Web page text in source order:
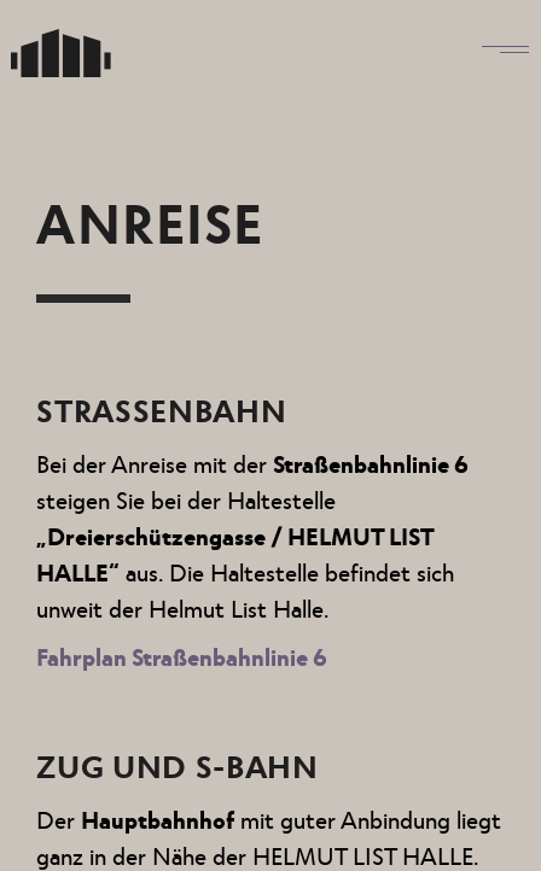
to
the
ANREISE
STRASSENBAHN
Bei der Anreise mit derStraßenbahnlinie 6
steigen Sie bei der Haltestelle
„Dreierschützengasse / HELMUT LIST
HALLE“ aus. Die Haltestelle befindet sich
unweit der Helmut List Halle.
Fahrplan Straßenbahnlinie 6
ZUG UND S-BAHN
Der Hauptbahnhof mit guter Anbindung liegt
ganz in der Nähe der HELMUT LIST HALLE.